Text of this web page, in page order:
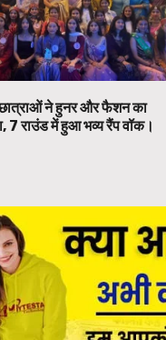
ने हुनर और फैशन का
7 राउंड में हुआ भव्य रैंप वॉक।